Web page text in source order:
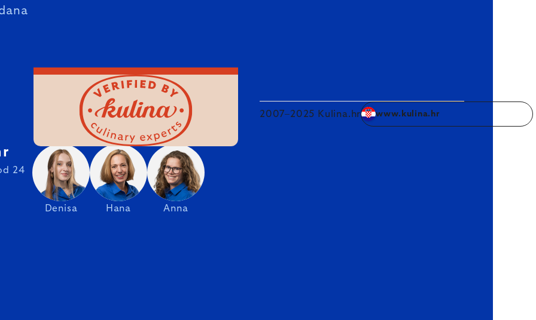
Denisa Hana Anna
24
2007–2025 Kulina.hr www.kulina.hr